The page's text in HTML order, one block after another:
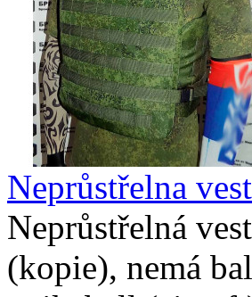
Neprůstřelna
Neprůstřelná
(kopie), nemá